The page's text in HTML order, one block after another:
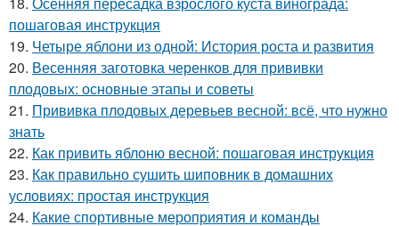
пошаговая инструкция
19. Четыре яблони из одной: История роста и развития
20. Весенняя заготовка черенков для прививки
плодовых: основные этапы и советы
21. Прививка плодовых деревьев весной: всё, что нужно
знать
22. Как привить яблоню весной: пошаговая инструкция
23. Как правильно сушить шиповник в домашних
условиях: простая инструкция
24. Какие спортивные мероприятия и команды